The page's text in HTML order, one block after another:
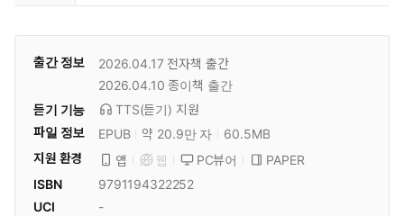
출간 정보 2026.04.17 전자책 출간
2026.04.10 종이책 출간
듣기 기능
TTS(듣기) 지원
파일 정보
EPUB 약 20.9만 자
60.5MB
지원 환경
앱 웹 PC뷰어
PAPER
ISBN
9791194322252
UCI
-